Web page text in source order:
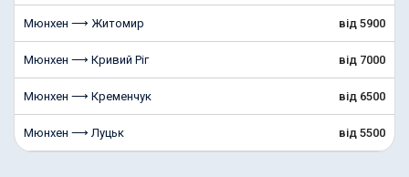
Мюнхен ⟶ Житомир від 5900
Мюнхен ⟶ Кривий Ріг від 7000
Мюнхен ⟶ Кременчук від 6500
Мюнхен ⟶ Луцьк від 5500